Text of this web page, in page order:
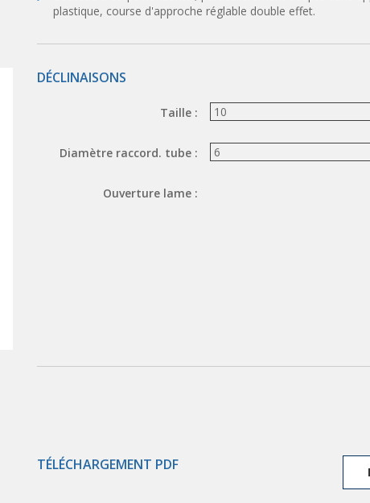
plastique, course d'approche réglable double effet.
DÉCLINAISONS
Taille :
Diamètre raccord. tube :
Ouverture lame :
TÉLÉCHARGEMENT PDF